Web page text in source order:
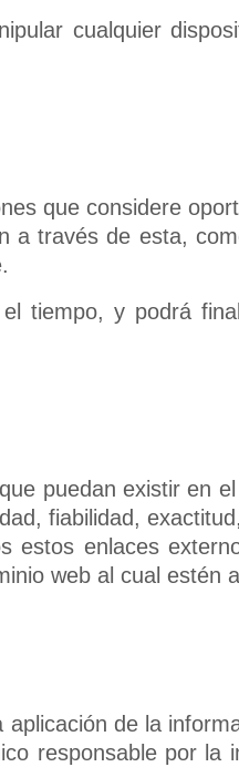
cualquier
que considere
a través de esta,
tiempo, y podrá
puedan existir en
fiabilidad,
estos enlaces
web al cual estén
de la
responsable por la